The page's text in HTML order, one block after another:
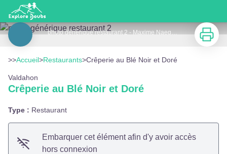
Crêperie au Blé Noir et Doré
photo générique restaurant 2 - Maxime Naegely - Portes du Haut-Doubs
Voir l'image en plein écran
Imprimer
>>Accueil>Restaurants>Crêperie au Blé Noir et Doré
Valdahon
Crêperie au Blé Noir et Doré
Type : Restaurant
Embarquer cet élément afin d'y avoir accès
hors connexion